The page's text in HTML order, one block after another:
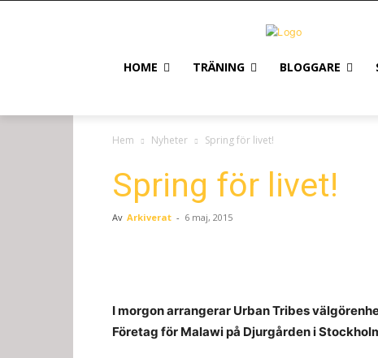
HOME TRÄNING BLOGGARE
Hem Nyheter Spring för livet!
Spring för livet!
Av Arkiverat - 6 maj, 2015
I morgon arrangerar Urban Tribes
Företag för Malawi på Djurgården i